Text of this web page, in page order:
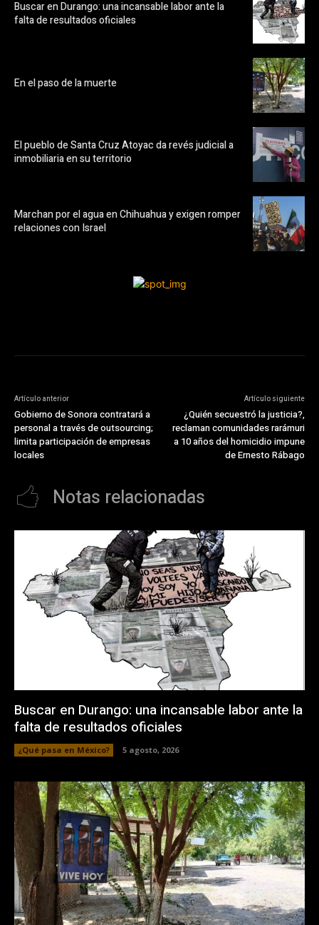
Buscar en Durango: una incansable labor ante la
falta de resultados oficiales
En el paso de la muerte
El pueblo de Santa Cruz Atoyac da revés judicial a
inmobiliaria en su territorio
Marchan por el agua en Chihuahua y exigen romper
relaciones con Israel
Artículo anterior
Gobierno de Sonora contratará a
personal a través de outsourcing;
limita participación de empresas
locales
Artículo siguiente
¿Quién secuestró la justicia?,
reclaman comunidades rarámuri
a 10 años del homicidio impune
de Ernesto Rábago
Notas relacionadas
Buscar en Durango: una incansable labor ante la
falta de resultados oficiales
¿Qué pasa en México? 5 agosto, 2026